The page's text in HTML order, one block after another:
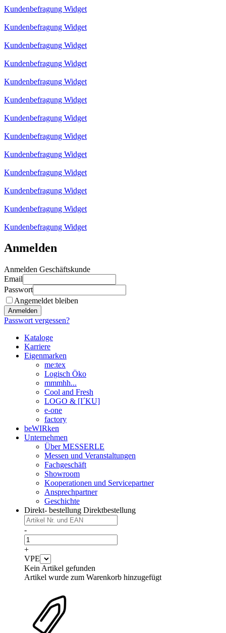
Kundenbefragung Widget
Kundenbefragung Widget
Kundenbefragung Widget
Kundenbefragung Widget
Kundenbefragung Widget
Kundenbefragung Widget
Kundenbefragung Widget
Kundenbefragung Widget
Kundenbefragung Widget
Kundenbefragung Widget
Kundenbefragung Widget
Kundenbefragung Widget
Kundenbefragung Widget
Anmelden
Anmelden Geschäftskunde
Email
Passwort
Angemeldet bleiben
Anmelden
Passwort vergessen?
Kataloge
Karriere
Eigenmarken
me:tex
Logisch Öko
mmmhh...
Cool and Fresh
LOGO & [I´KU]
e-one
factory
beWIRken
Unternehmen
Über MESSERLE
Messen und Veranstaltungen
Fachgeschäft
Showroom
Kooperationen und Servicepartner
Ansprechpartner
Geschichte
Direkt- bestellung Direktbestellung
-
+
VPE
Kein Artikel gefunden
Artikel wurde zum Warenkorb hinzugefügt